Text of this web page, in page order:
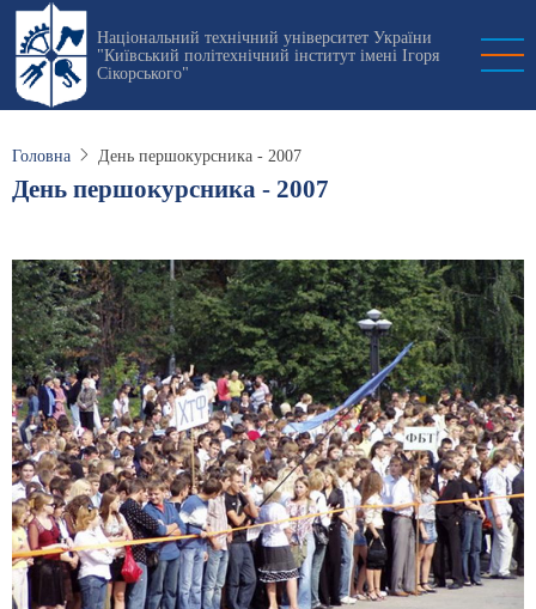
Перейти
основного
вмісту
Національний технічний університет України
"Київський політехнічний інститут імені Ігоря
Сікорського"
Головна День першокурсника - 2007
День першокурсника - 2007